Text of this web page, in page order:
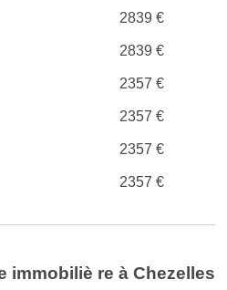
2839 €
2839 €
2357 €
2357 €
2357 €
2357 €
immobiliè re à Chezelles